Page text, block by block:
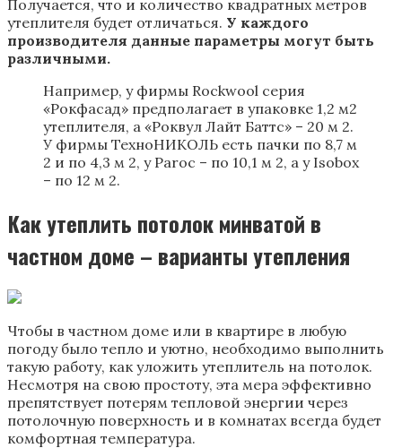
Получается, что и количество квадратных метров
утеплителя будет отличаться. У каждого
производителя данные параметры могут быть
различными.
Например, у фирмы Rockwool серия
«Рокфасад» предполагает в упаковке 1,2 м2
утеплителя, а «Роквул Лайт Баттс» – 20 м 2.
У фирмы ТехноНИКОЛЬ есть пачки по 8,7 м
2 и по 4,3 м 2, у Paroc – по 10,1 м 2, а у Isobox
– по 12 м 2.
Как утеплить потолок минватой в
частном доме – варианты утепления
Чтобы в частном доме или в квартире в любую
погоду было тепло и уютно, необходимо выполнить
такую работу, как уложить утеплитель на потолок.
Несмотря на свою простоту, эта мера эффективно
препятствует потерям тепловой энергии через
потолочную поверхность и в комнатах всегда будет
комфортная температура.